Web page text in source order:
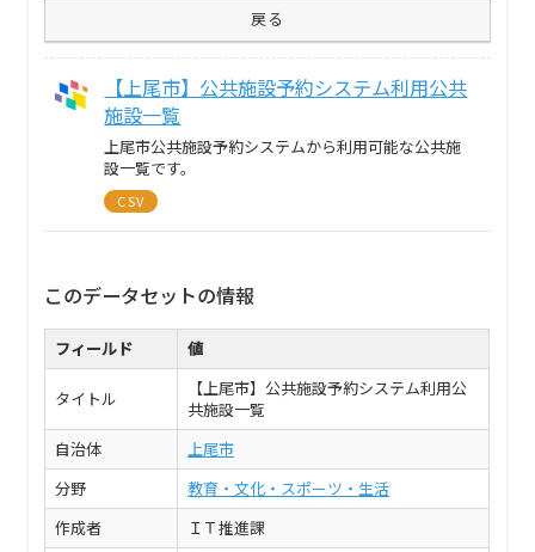
戻る
【上尾市】公共施設予約システム利用公共
施設一覧
上尾市公共施設予約システムから利用可能な公共施
設一覧です。
CSV
このデータセットの情報
フィールド 値
タイトル
【上尾市】公共施設予約システム利用公
共施設一覧
自治体
上尾市
分野
教育・文化・スポーツ・生活
作成者
ＩＴ推進課